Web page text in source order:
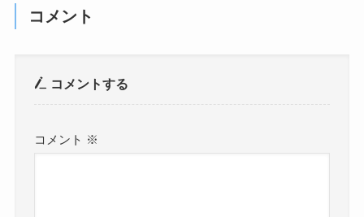
コメント
コメントする
コメント ※